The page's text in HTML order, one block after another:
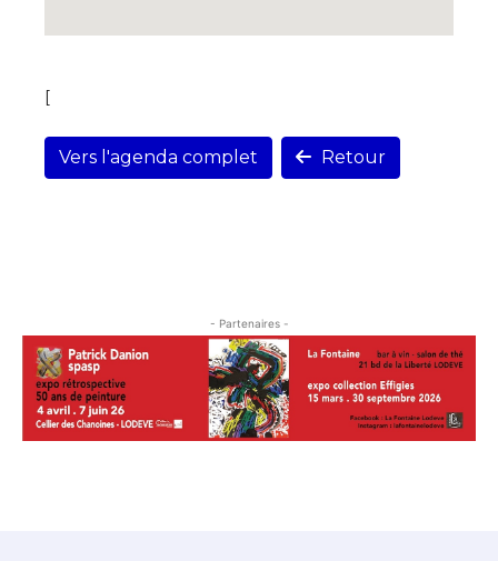
[
Vers l'agenda complet Retour
- Partenaires -